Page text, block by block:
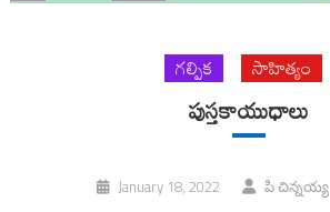
గల్పిక సాహిత్యం
పుస్తకాయుధాలు
January 18, 2022 పి చిన్నయ్య